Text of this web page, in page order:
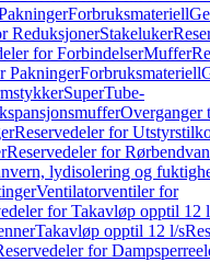
Forbruksmateriell
ReduksjonerStakeluker
for ForbindelserMuffer
PakningerForbruksmateriell
SuperTube-
Overganger
Reservedeler for
Reservedeler for
lydisolering og
Ventilatorventiler for
for Takavløp opptil 12
Takavløp opptil 12 l/s
for